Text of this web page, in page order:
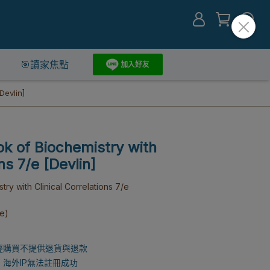
🎯讀家焦點
of Biochemistry with
7/e [Devlin]
with Clinical Correlations 7/e
買不提供退貨與退款
外IP無法註冊成功